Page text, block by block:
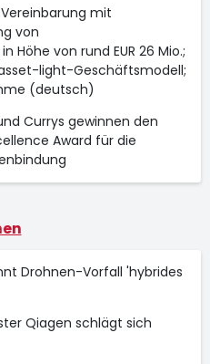
Vereinbarung mit
von
Höhe von rund EUR 26 Mio.;
light-Geschäftsmodell;
(deutsch)
Currys gewinnen den
Award für die
Drohnen-Vorfall 'hybrides
Qiagen schlägt sich